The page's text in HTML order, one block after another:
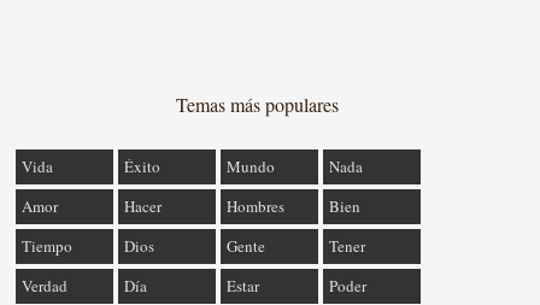
Temas más populares
Vida Éxito Mundo
Nada
Amor
Hacer Hombres
Bien
Tiempo
Dios Gente
Tener
Verdad
Día Estar
Poder